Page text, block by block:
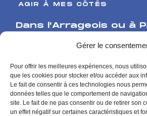
Gérer le
Pour offrir les meilleures expériences, nous
que les cookies pour stocker et/ou accéder aux
Le fait de consentir à ces technologies nous
données telles que le comportement de
site. Le fait de ne pas consentir ou de retirer son
un effet négatif sur certaines caractéristiques et
AGIR À MES CÔTÉS
Dans l’Arrageois ou à
62000 Arras
126 rue de l’Université
75007 Paris
Me contacter